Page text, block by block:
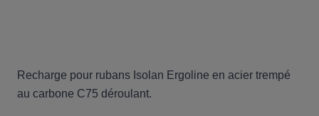
Recharge pour rubans Isolan Ergoline en acier trempé
au carbone C75 déroulant.